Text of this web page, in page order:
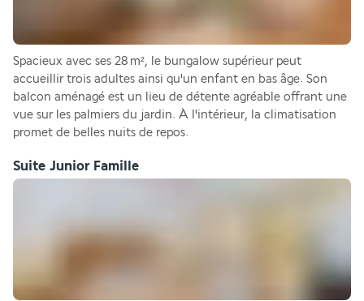
Spacieux avec ses 28 m², le bungalow supérieur peut
accueillir trois adultes ainsi qu'un enfant en bas âge. Son
balcon aménagé est un lieu de détente agréable offrant une
vue sur les palmiers du jardin. À l'intérieur, la climatisation
promet de belles nuits de repos.
Suite Junior Famille